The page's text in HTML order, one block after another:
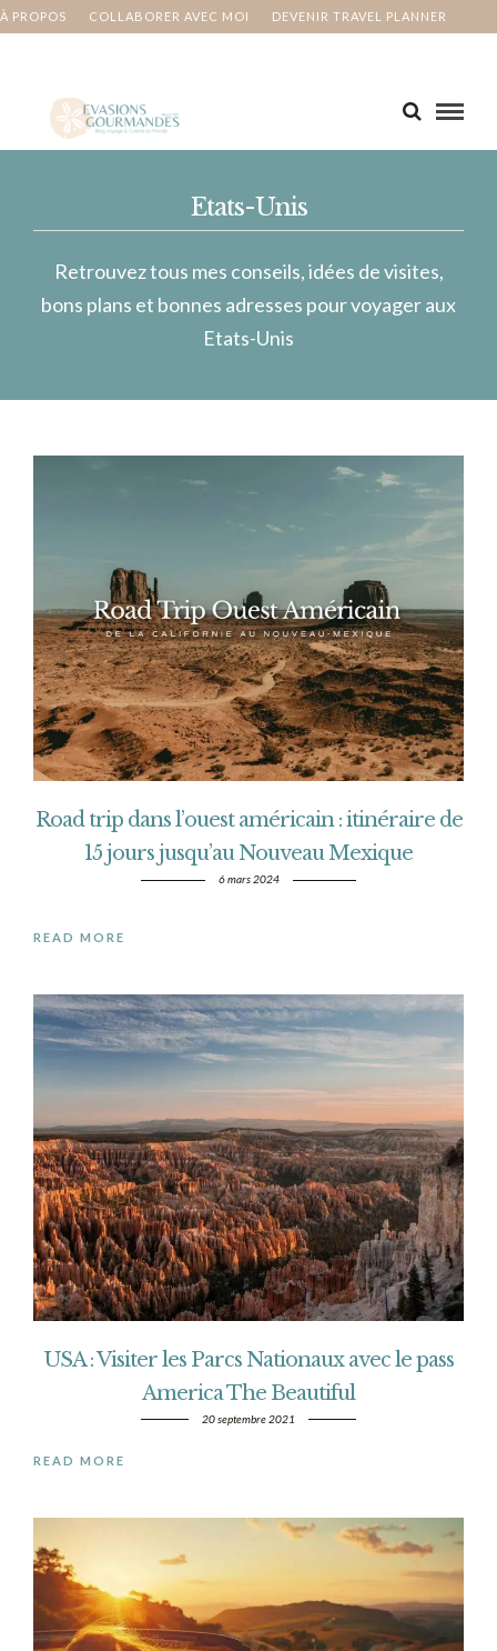
À PROPOS COLLABORER AVEC MOI DEVENIR TRAVEL PLANNER
Etats-Unis
Retrouvez tous mes conseils, idées de visites,
bons plans et bonnes adresses pour voyager aux
Etats-Unis
Road trip dans l’ouest américain : itinéraire de
15 jours jusqu’au Nouveau Mexique
6 mars 2024
READ MORE
USA : Visiter les Parcs Nationaux avec le pass
America The Beautiful
20 septembre 2021
READ MORE